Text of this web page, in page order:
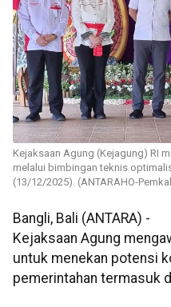
Kejaksaan Agung (Kejagung) RI
melalui bimbingan teknis
(13/12/2025). (ANTARAHO-
Bangli, Bali (ANTARA) -
Kejaksaan Agung
untuk menekan potensi
pemerintahan termasuk